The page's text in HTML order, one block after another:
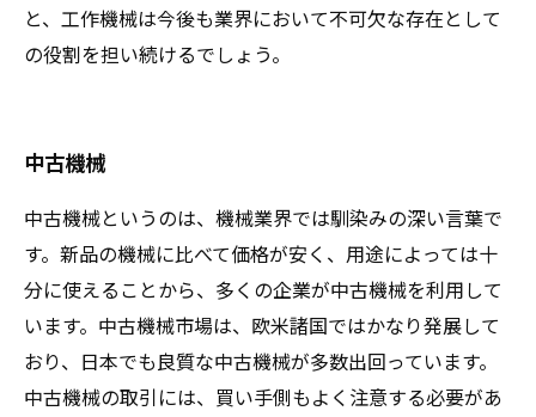
と、工作機械は今後も業界において不可欠な存在として
の役割を担い続けるでしょう。
中古機械
中古機械というのは、機械業界では馴染みの深い言葉で
す。新品の機械に比べて価格が安く、用途によっては十
分に使えることから、多くの企業が中古機械を利用して
います。中古機械市場は、欧米諸国ではかなり発展して
おり、日本でも良質な中古機械が多数出回っています。
中古機械の取引には、買い手側もよく注意する必要があ